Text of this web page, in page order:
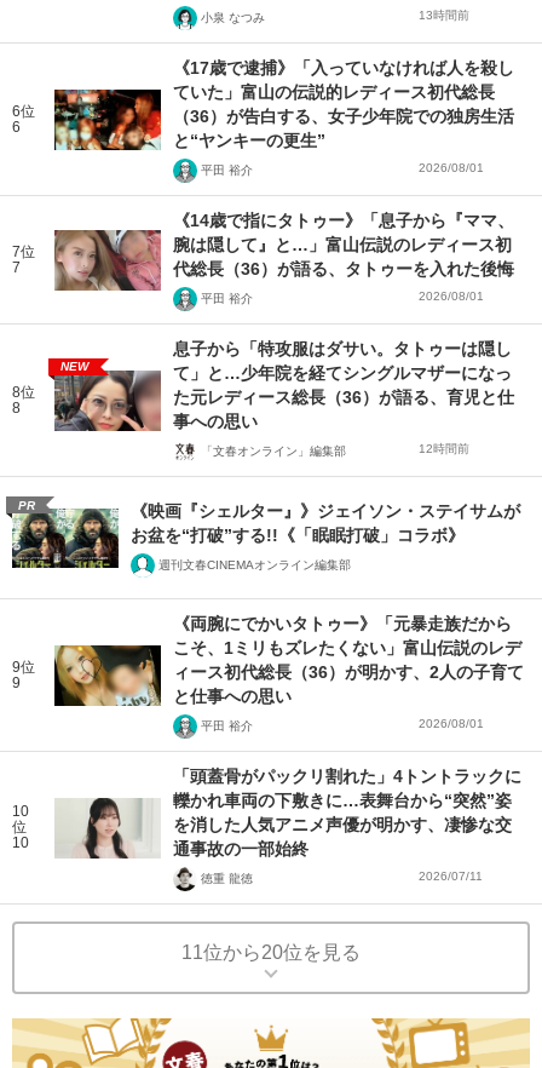
小泉 なつみ 13時間前
6位
6
《17歳で逮捕》「入っていなければ人を殺し
ていた」富山の伝説的レディース初代総長
（36）が告白する、女子少年院での独房生活
と“ヤンキーの更生”
平田 裕介 2026/08/01
7位
7
《14歳で指にタトゥー》「息子から『ママ、
腕は隠して』と…」富山伝説のレディース初
代総長（36）が語る、タトゥーを入れた後悔
平田 裕介 2026/08/01
8位
8
NEW
息子から「特攻服はダサい。タトゥーは隠し
て」と…少年院を経てシングルマザーになっ
た元レディース総長（36）が語る、育児と仕
事への思い
「文春オンライン」編集部 12時間前
PR
《映画『シェルター』》ジェイソン・ステイサムが
お盆を“打破”する!!《「眠眠打破」コラボ》
週刊文春CINEMAオンライン編集部
9位
9
《両腕にでかいタトゥー》「元暴走族だから
こそ、1ミリもズレたくない」富山伝説のレデ
ィース初代総長（36）が明かす、2人の子育て
と仕事への思い
平田 裕介 2026/08/01
10
位
10
「頭蓋骨がパックリ割れた」4トントラックに
轢かれ車両の下敷きに…表舞台から“突然”姿
を消した人気アニメ声優が明かす、凄惨な交
通事故の一部始終
徳重 龍徳 2026/07/11
11位から20位を見る